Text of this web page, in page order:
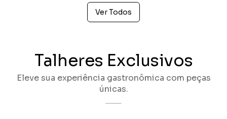
Ver Todos
Talheres Exclusivos
Eleve sua experiência gastronômica com peças
únicas.